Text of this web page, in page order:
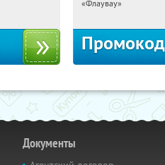
«Флаувау»
Промокод
Документы